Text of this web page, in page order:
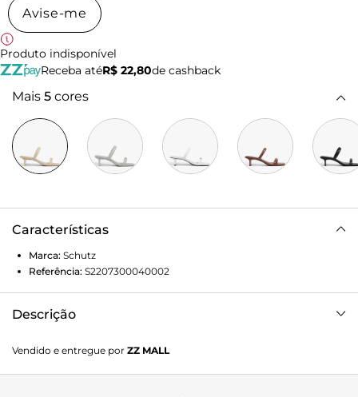
Avise-me
Produto indisponível
Receba atéR$ 22,80de cashback
Mais 5 cores
Características
Marca: Schutz
Referência: S2207300040002
Descrição
complemento perfeito para qualquer look.
Vendido e entregue por ZZ MALL